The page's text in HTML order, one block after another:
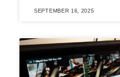
SEPTEMBER 16, 2025